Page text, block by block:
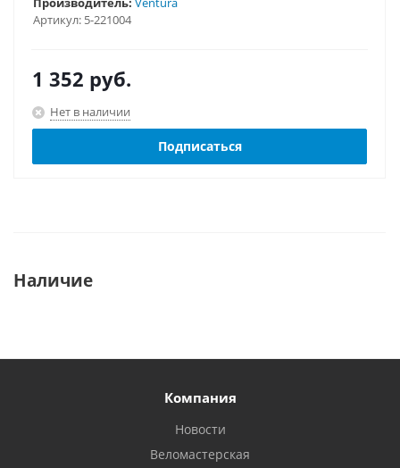
Артикул: 5-221004
1 352 руб.
Нет в наличии
Подписаться
Наличие
Компания
Новости
Веломастерская